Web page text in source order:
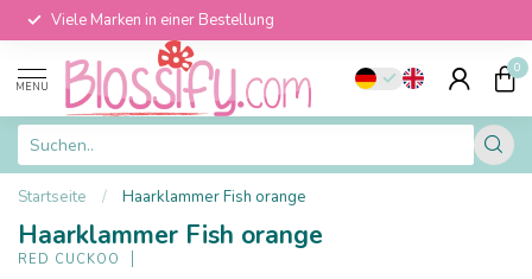
Viele Marken in einer Bestellung
MENU
0
Startseite / Haarklammer Fish orange
Haarklammer Fish orange
RED CUCKOO